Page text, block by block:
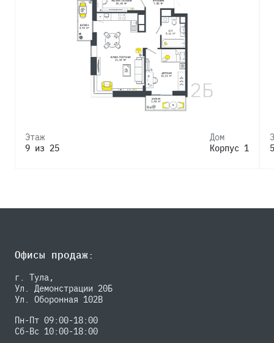
Этаж
9 из 25
Дом
Корпус 1
Офисы продаж:
г. Тула,
Ул. Демонстрации 20Б
Ул. Оборонная 102В
Пн-Пт 09:00-18:00
Сб-Вс 10:00-18:00